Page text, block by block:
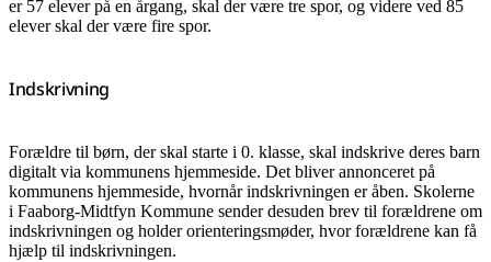
er 57 elever på en årgang, skal der være tre spor, og videre ved 85
elever skal der være fire spor.
Indskrivning
Forældre til børn, der skal starte i 0. klasse, skal indskrive deres barn
digitalt via kommunens hjemmeside. Det bliver annonceret på
kommunens hjemmeside, hvornår indskrivningen er åben. Skolerne
i Faaborg-Midtfyn Kommune sender desuden brev til forældrene om
indskrivningen og holder orienteringsmøder, hvor forældrene kan få
hjælp til indskrivningen.